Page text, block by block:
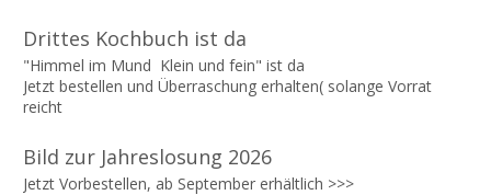
Drittes Kochbuch ist da
"Himmel im Mund Klein und fein" ist da
Jetzt bestellen und Überraschung erhalten( solange Vorrat
reicht
Bild zur Jahreslosung 2026
Jetzt Vorbestellen, ab September erhältlich >>>